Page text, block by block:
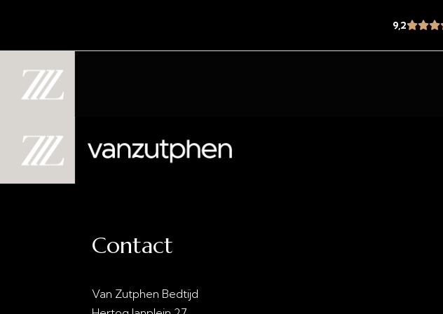
9,2
Contact
Van Zutphen Bedtijd